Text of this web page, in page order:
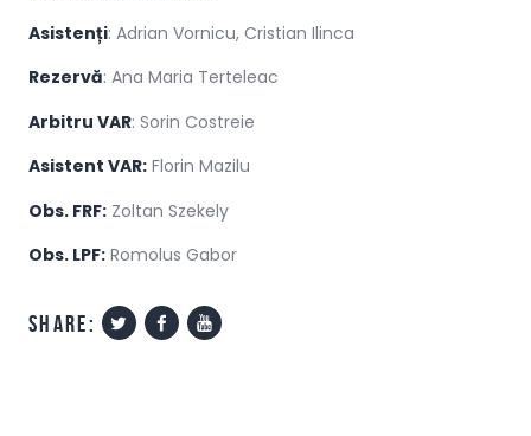
Asistenți: Adrian Vornicu, Cristian Ilinca
Rezervă: Ana Maria Terteleac
Arbitru VAR: Sorin Costreie
Asistent VAR: Florin Mazilu
Obs. FRF: Zoltan Szekely
Obs. LPF: Romolus Gabor
share: